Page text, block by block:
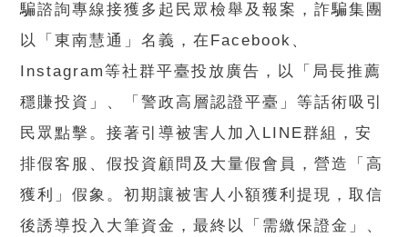
騙諮詢專線接獲多起民眾檢舉及報案，詐騙集團
以「東南慧通」名義，在Facebook、
Instagram等社群平臺投放廣告，以「局長推薦
穩賺投資」、「警政高層認證平臺」等話術吸引
民眾點擊。接著引導被害人加入LINE群組，安
排假客服、假投資顧問及大量假會員，營造「高
獲利」假象。初期讓被害人小額獲利提現，取信
後誘導投入大筆資金，最終以「需繳保證金」、